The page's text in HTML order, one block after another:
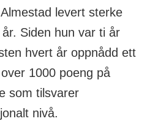
levert sterke
Siden hun var ti år
hvert år oppnådd ett
1000 poeng på
som tilsvarer
nivå.